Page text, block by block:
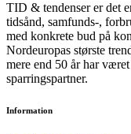
TID & tendenser er det
tidsånd, samfunds-,
med konkrete bud på
Nordeuropas største
mere end 50 år har
sparringspartner.
Information